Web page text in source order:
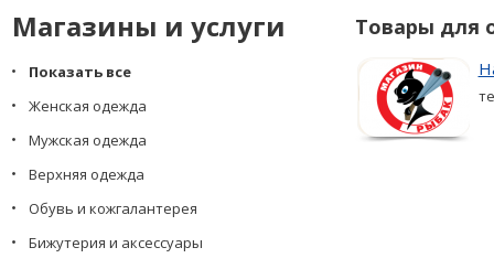
Магазины и услуги
Показать все
Женская одежда
Мужская одежда
Верхняя одежда
Обувь и кожгалантерея
Бижутерия и аксессуары
Товары для